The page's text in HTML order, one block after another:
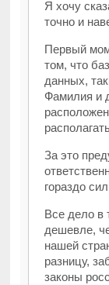
Я хочу
точно и
Первый
том, что
данных,
Фамилия и
За это
гораздо
Все дело в
дешевле,
нашей
разницу,
законы